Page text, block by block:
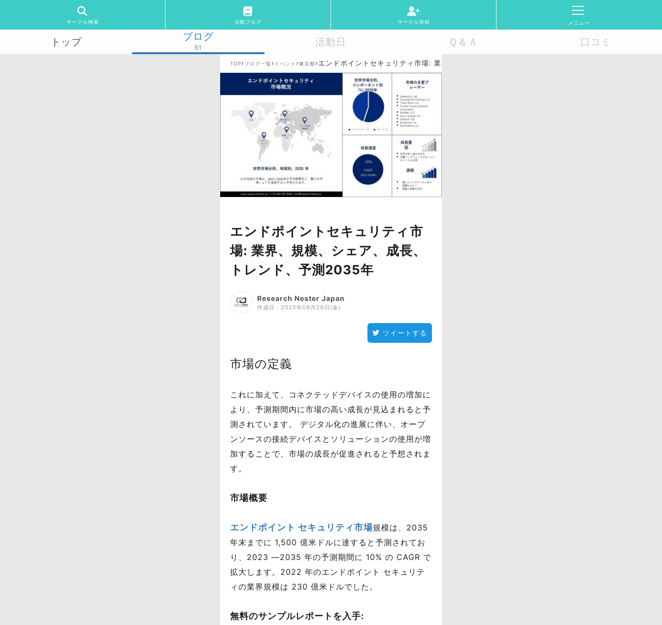
サークル検索 活動ブログ サークル登録 メニュー
トップ ブログ
51 活動日 Ｑ＆Ａ 口コミ
TOP› ブログ一覧 › イベント ›東京都›エンドポイントセキュリティ市場: 業界、規模、シェア、成長、トレンド、予測2035年
エンドポイントセキュリティ市
場: 業界、規模、シェア、成長、
トレンド、予測2035年
Research Nester Japan
作成日： 2025年09月26日(金)
ツイートする
市場の定義
これに加えて、コネクテッドデバイスの使用の増加に
より、予測期間内に市場の高い成長が見込まれると予
測されています。 デジタル化の進展に伴い、オープ
ンソースの接続デバイスとソリューションの使用が増
加することで、市場の成長が促進されると予想されま
す。
市場概要
エンドポイント セキュリティ市場規模は、2035
年末までに 1,500 億米ドルに達すると予測されてお
り、2023 ―2035 年の予測期間に 10% の CAGR で
拡大します。2022 年のエンドポイント セキュリテ
ィの業界規模は 230 億米ドルでした。
無料のサンプルレポートを入手: